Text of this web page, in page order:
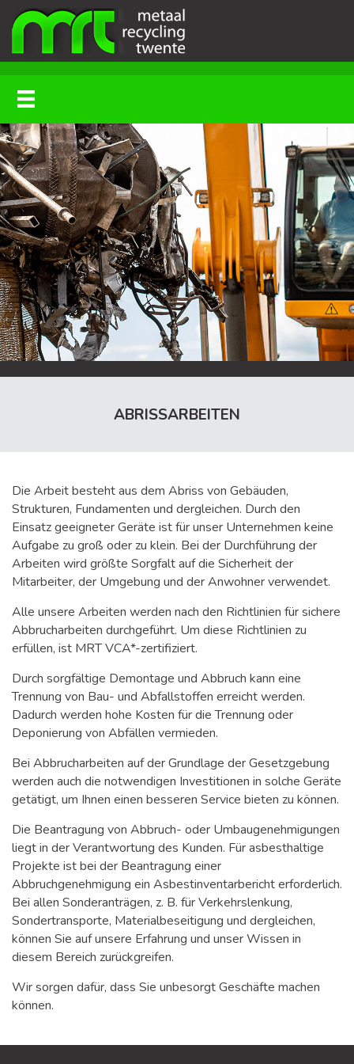
ABRISSARBEITEN
Die Arbeit besteht aus dem Abriss von Gebäuden,
Strukturen, Fundamenten und dergleichen. Durch den
Einsatz geeigneter Geräte ist für unser Unternehmen keine
Aufgabe zu groß oder zu klein. Bei der Durchführung der
Arbeiten wird größte Sorgfalt auf die Sicherheit der
Mitarbeiter, der Umgebung und der Anwohner verwendet.
Alle unsere Arbeiten werden nach den Richtlinien für sichere
Abbrucharbeiten durchgeführt. Um diese Richtlinien zu
erfüllen, ist MRT VCA*-zertifiziert.
Durch sorgfältige Demontage und Abbruch kann eine
Trennung von Bau- und Abfallstoffen erreicht werden.
Dadurch werden hohe Kosten für die Trennung oder
Deponierung von Abfällen vermieden.
Bei Abbrucharbeiten auf der Grundlage der Gesetzgebung
werden auch die notwendigen Investitionen in solche Geräte
getätigt, um Ihnen einen besseren Service bieten zu können.
Die Beantragung von Abbruch- oder Umbaugenehmigungen
liegt in der Verantwortung des Kunden. Für asbesthaltige
Projekte ist bei der Beantragung einer
Abbruchgenehmigung ein Asbestinventarbericht erforderlich.
Bei allen Sonderanträgen, z. B. für Verkehrslenkung,
Sondertransporte, Materialbeseitigung und dergleichen,
können Sie auf unsere Erfahrung und unser Wissen in
diesem Bereich zurückgreifen.
Wir sorgen dafür, dass Sie unbesorgt Geschäfte machen
können.